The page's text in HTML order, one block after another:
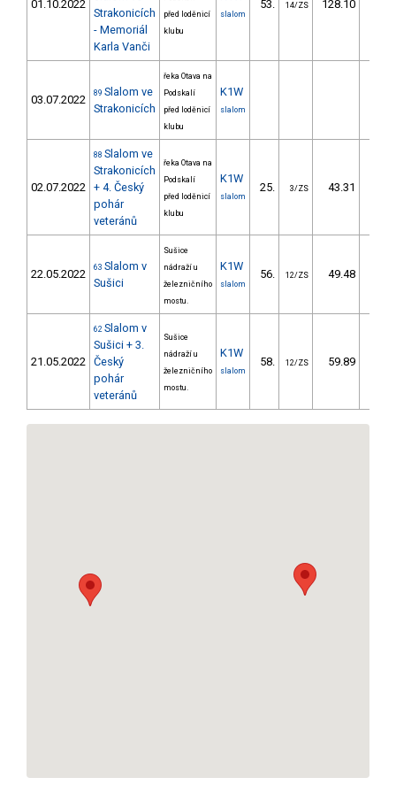
01.10.2022
Strakonicích
- Memoriál
Karla Vanči
před loděnicí
klubu
slalom
53. 14/ZS 128.10
03.07.2022 89 Slalom ve
Strakonicích
řeka Otava na
Podskalí
před loděnicí
klubu
K1W
slalom
02.07.2022
88 Slalom ve
Strakonicích
+ 4. Český
pohár
veteránů
řeka Otava na
Podskalí
před loděnicí
klubu
K1W
slalom
25. 3/ZS 43.31
22.05.2022 63 Slalom v
Sušici
Sušice
nádraží u
železničního
mostu.
K1W
slalom
56. 12/ZS 49.48
21.05.2022
62 Slalom v
Sušici + 3.
Český
pohár
veteránů
Sušice
nádraží u
železničního
mostu.
K1W
slalom
58. 12/ZS 59.89